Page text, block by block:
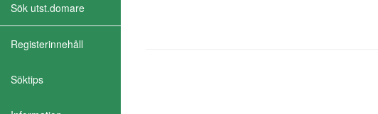
Sök utst.domare
Registerinnehåll
Söktips